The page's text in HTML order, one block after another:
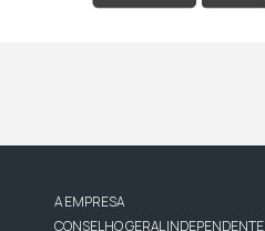
A EMPRESA
CONSELHO GERAL INDEPENDENTE